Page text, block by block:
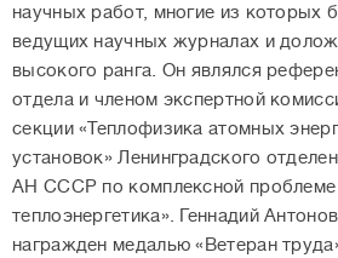
научных работ, многие из которых
ведущих научных журналах и
высокого ранга. Он являлся
отдела и членом экспертной
секции «Теплофизика атомных
установок» Ленинградского
АН СССР по комплексной проблеме
теплоэнергетика». Геннадий
награжден медалью «Ветеран